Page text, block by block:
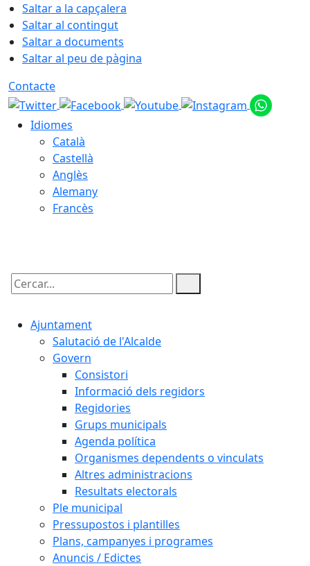
Saltar a la capçalera
Saltar al contingut
Saltar a documents
Saltar al peu de pàgina
Contacte
Idiomes
Català
Castellà
Anglès
Alemany
Francès
Cercar:
Ajuntament
Salutació de l'Alcalde
Govern
Consistori
Informació dels regidors
Regidories
Grups municipals
Agenda política
Organismes dependents o vinculats
Altres administracions
Resultats electorals
Ple municipal
Pressupostos i plantilles
Plans, campanyes i programes
Anuncis / Edictes